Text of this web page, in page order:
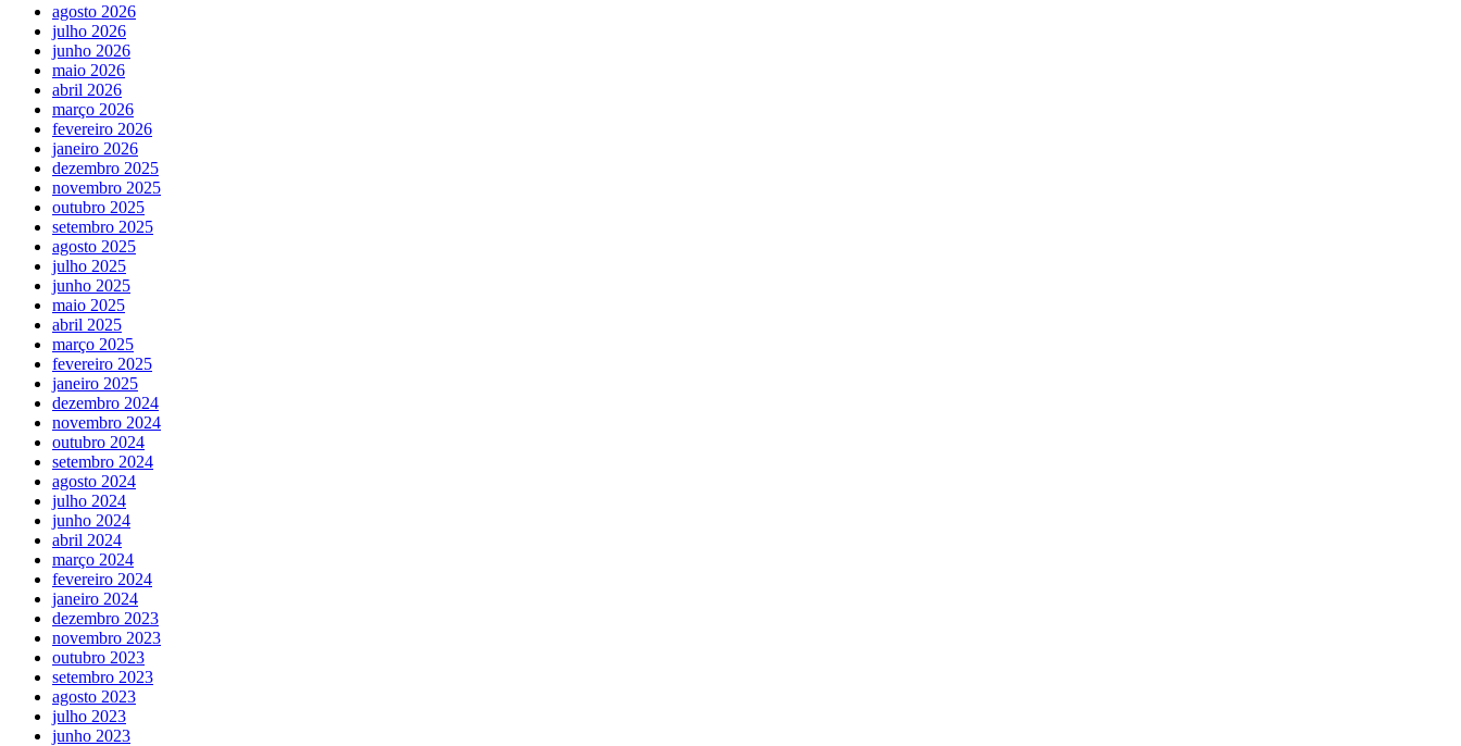
agosto 2026
julho 2026
junho 2026
maio 2026
abril 2026
março 2026
fevereiro 2026
janeiro 2026
dezembro 2025
novembro 2025
outubro 2025
setembro 2025
agosto 2025
julho 2025
junho 2025
maio 2025
abril 2025
março 2025
fevereiro 2025
janeiro 2025
dezembro 2024
novembro 2024
outubro 2024
setembro 2024
agosto 2024
julho 2024
junho 2024
abril 2024
março 2024
fevereiro 2024
janeiro 2024
dezembro 2023
novembro 2023
outubro 2023
setembro 2023
agosto 2023
julho 2023
junho 2023